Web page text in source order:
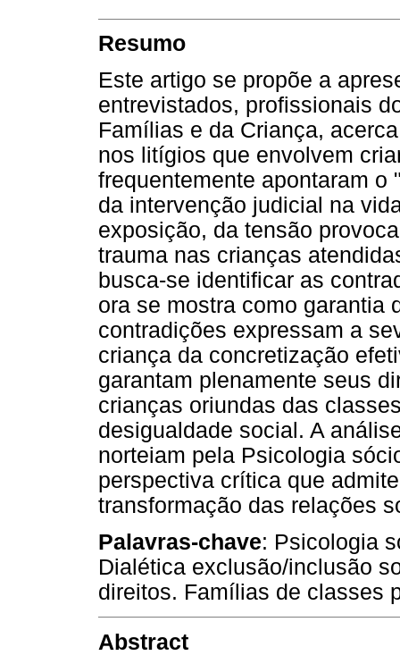
Resumo
Este artigo se propõe a
entrevistados, profissionais
Famílias e da Criança,
nos litígios que envolvem
frequentemente apontaram
da intervenção judicial na
exposição, da tensão
trauma nas crianças
busca-se identificar as
ora se mostra como garantia
contradições expressam a
criança da concretização
garantam plenamente seus
crianças oriundas das
desigualdade social. A
norteiam pela Psicologia
perspectiva crítica que
transformação das relações
Palavras-chave: Psicologia
Dialética exclusão/inclusão
direitos. Famílias de classes
Abstract